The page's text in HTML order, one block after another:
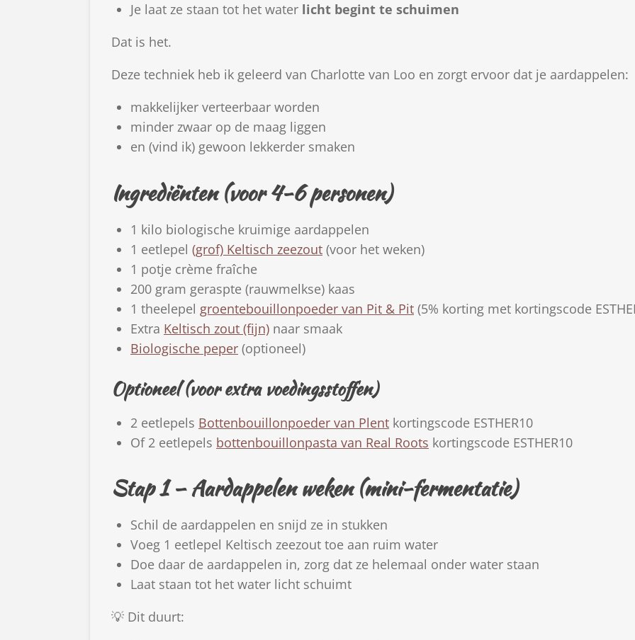
Je laat ze staan tot het water licht begint te schuimen
Dat is het.
Deze techniek heb ik geleerd van Charlotte van Loo en zorgt ervoor dat je aardappelen:
makkelijker verteerbaar worden
minder zwaar op de maag liggen
en (vind ik) gewoon lekkerder smaken
Ingrediënten (voor 4-6 personen)
1 kilo biologische kruimige aardappelen
1 eetlepel (grof) Keltisch zeezout (voor het weken)
1 potje crème fraîche
200 gram geraspte (rauwmelkse) kaas
1 theelepel groentebouillonpoeder van Pit & Pit (5% korting met kortingscode
Extra Keltisch zout (fijn) naar smaak
Biologische peper (optioneel)
Optioneel (voor extra voedingsstoffen)
2 eetlepels Bottenbouillonpoeder van Plent kortingscode ESTHER10
Of 2 eetlepels bottenbouillonpasta van Real Roots kortingscode ESTHER10
Stap 1 – Aardappelen weken (mini-fermentatie)
Schil de aardappelen en snijd ze in stukken
Voeg 1 eetlepel Keltisch zeezout toe aan ruim water
Doe daar de aardappelen in, zorg dat ze helemaal onder water staan
Laat staan tot het water licht schuimt
💡 Dit duurt: